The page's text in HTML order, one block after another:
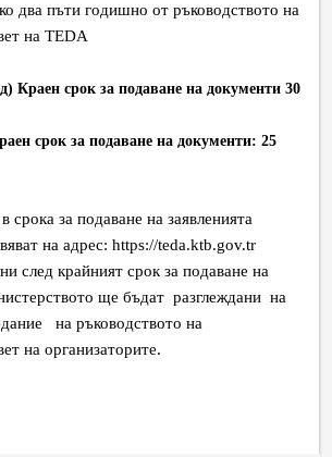
два пъти годишно от ръководството на
на TEDA
Краен срок за подаване на документи 30
срок за подаване на документи: 25
срока за подаване на заявленията
на адрес: https://teda.ktb.gov.tr
след крайният срок за подаване на
ще бъдат разглеждани на
на ръководството на
на организаторите.